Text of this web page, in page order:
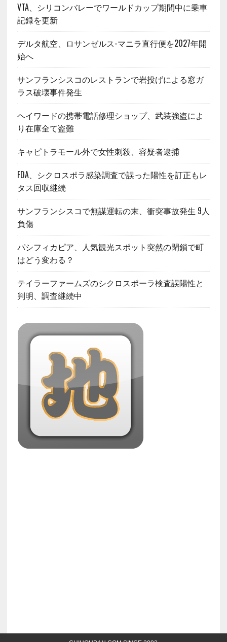
VTA、シリコンバレーでワールドカップ期間中に乗車
記録を更新
デルタ航空、ロサンゼルス-マニラ直行便を2027年開
始へ
サンフランシスコのレストランで岩投げによる窓ガ
ラス破壊事件発生
ヘイワードの携帯電話修理ショップ、武装強盗によ
り在庫全て盗難
キャピトラモール外で女性刺殺、容疑者逮捕
FDA、シクロスポラ感染調査で誤った陽性を訂正もレ
タス回収継続
サンフランシスコで無謀運転の末、衝突事故発生 9人
負傷
パシフィカピア、人気観光スポット突然の閉鎖で町
はどう変わる？
テイラーファームズのシクロスポーラ検査誤陽性と
判明、調査継続中